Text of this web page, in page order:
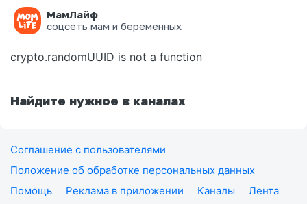
МамЛайф
соцсеть мам и беременных
Ошибка на странице
crypto.randomUUID is not a function
Найдите нужное в каналах
Соглашение с пользователями
Положение об обработке персональных данных
Помощь
Реклама в приложении Каналы
Лента